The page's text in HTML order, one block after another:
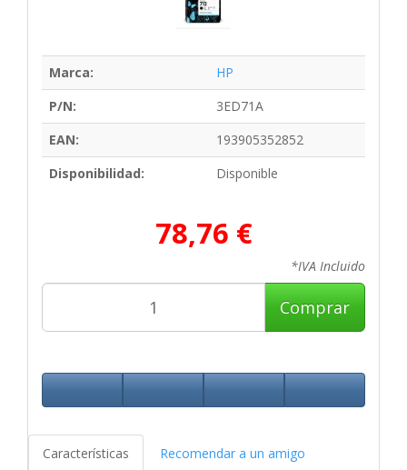
Marca:
HP
P/N:
3ED71A
EAN:
193905352852
Disponibilidad:
Disponible
78,76 €
*IVA Incluido
Comprar
Características Recomendar a un amigo